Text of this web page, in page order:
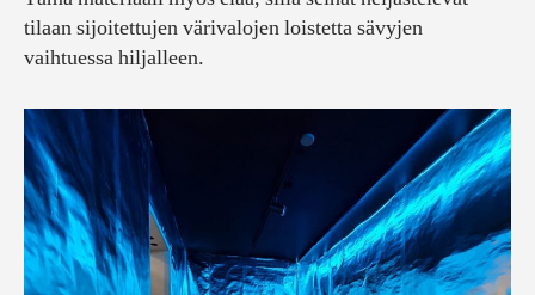
tilaan sijoitettujen värivalojen loistetta sävyjen
vaihtuessa hiljalleen.